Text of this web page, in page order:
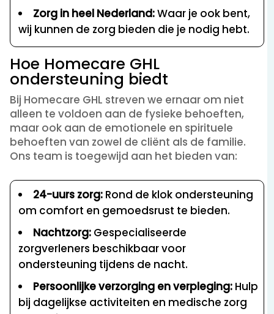
Zorg in heel Nederland:Waar je ook bent,
wij kunnen de zorg bieden die je nodig hebt.
Hoe Homecare GHL
ondersteuning biedt
Bij Homecare GHL streven we ernaar om niet
alleen te voldoen aan de fysieke behoeften,
maar ook aan de emotionele en spirituele
behoeften van zowel de cliënt als de familie.
Ons team is toegewijd aan het bieden van:
24-uurs zorg: Rond de klok ondersteuning
om comfort en gemoedsrust te bieden.
Nachtzorg: Gespecialiseerde
zorgverleners beschikbaar voor
ondersteuning tijdens de nacht.
Persoonlijke verzorging en verpleging: Hulp
bij dagelijkse activiteiten en medische zorg